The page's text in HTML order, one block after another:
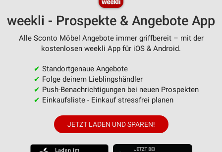
weekli - Prospekte & Angebote App
Alle Sconto Möbel Angebote immer griffbereit – mit der
kostenlosen weekli App für iOS & Android.
✔ Standortgenaue Angebote
✔ Folge deinem Lieblingshändler
✔ Push-Benachrichtigungen bei neuen Prospekten
✔ Einkaufsliste - Einkauf stressfrei planen
JETZT LADEN UND SPAREN!